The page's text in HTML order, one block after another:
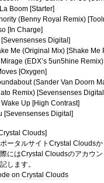
Boom [Starter]
(Benny Royal Remix)
[In Charge]
Digital]
Me (Original Mix) [Shake Me
(EDX’s 5un5hine
[Oxygen]
(Sander Van Doorn
Remix) [Sevensenses
Up [High Contrast]
[Sevensenses Digital]
Clouds]
ータルサイトCrystal Clouds
にはCrystal Cloudsのアカウ
します。
on Crystal Clouds